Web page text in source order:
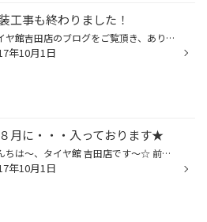
工事も終わりました！
タイヤ館吉田店のブログをご覧頂き、ありがとうございます。 外装工事も終わり、新しくタイヤ館吉田店が生まれ変わりました！ 10月7日（土）二リニューアルオープンセールを行ないますが、現在も絶賛営業中です。 新しく生まれ変わったタイヤ館吉田店をどうぞご覧下さいませ！
年10月1日
月に・・・入っております★
こんちは～、タイヤ館 吉田店です～☆ 前々からお伝えしていたリニューアル・・・ついに完了いたしました★とはいっても細かいところはまだまだ手直し中・・・＼(゜ロ＼)(／ロ゜)／ 何が変わったかと言いますと、外装、内装ともに一新されているんです！！簡単に言うとシンプルな作り、売り場などもと...
年10月1日